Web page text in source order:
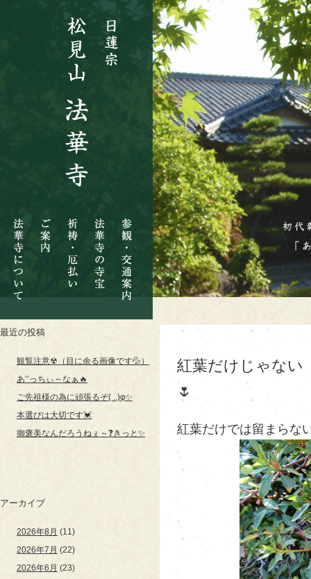
華
寺
に
つ
い
案
内
祷・
厄
払
い
華
寺
の
寺
宝
観・
交
通
案
内
最近の投稿
観覧注意☢（目に余る画像です💦）
あ‘‘っちぃ～なぁ🔥
ご先祖様の為に頑張るぞ( ..)φ✨
本選びは大切です💓
御褒美なんだろうねぇ～❓きっと✨
アーカイブ
2026年8月 (11)
2026年7月 (22)
2026年6月 (23)
紅葉だけじゃない
🌷
紅葉だけでは留まらな